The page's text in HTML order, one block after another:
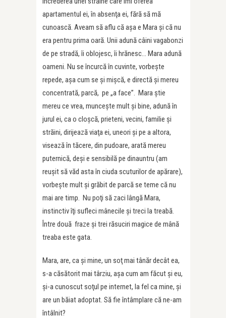
apartamentul ei, în absenţa ei, fără să mă
cunoască. Aveam să aflu că aşa e Mara şi că nu
era pentru prima oară. Unii adună câini vagabonzi
de pe stradă, îi oblojesc, îi hrănesc… Mara adună
oameni. Nu se încurcă în cuvinte, vorbeşte
repede, aşa cum se şi mişcă, e directă şi mereu
concentrată, parcă, pe „a face”. Mara ştie
mereu ce vrea, munceşte mult şi bine, adună în
jurul ei, ca o cloşcă, prieteni, vecini, familie şi
străini, dirijează viaţa ei, uneori şi pe a altora,
visează în tăcere, din pudoare, arată mereu
puternică, deşi e sensibilă pe dinauntru (am
reuşit să văd asta în ciuda scuturilor de apărare),
vorbeşte mult şi grăbit de parcă se teme că nu
mai are timp. Nu poţi să zaci lângă Mara,
instinctiv îţi sufleci mânecile şi treci la treabă.
Între două fraze şi trei răsuciri magice de mână
treaba este gata.
Mara, are, ca şi mine, un soţ mai tânăr decât ea,
s-a căsătorit mai târziu, aşa cum am făcut şi eu,
şi-a cunoscut soţul pe internet, la fel ca mine, şi
are un băiat adoptat. Să fie întâmplare că ne-am
întâlnit?